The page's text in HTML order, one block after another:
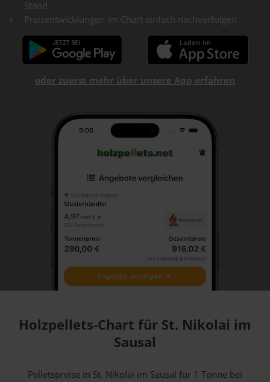
Stand
Preisentwicklungen im Chart einfach nachverfolgen
oder zuerst mehr über unsere App erfahren
Holzpellets-Chart für St. Nikolai im
Sausal
Pelletspreise in St. Nikolai im Sausal für 1 Tonne bei